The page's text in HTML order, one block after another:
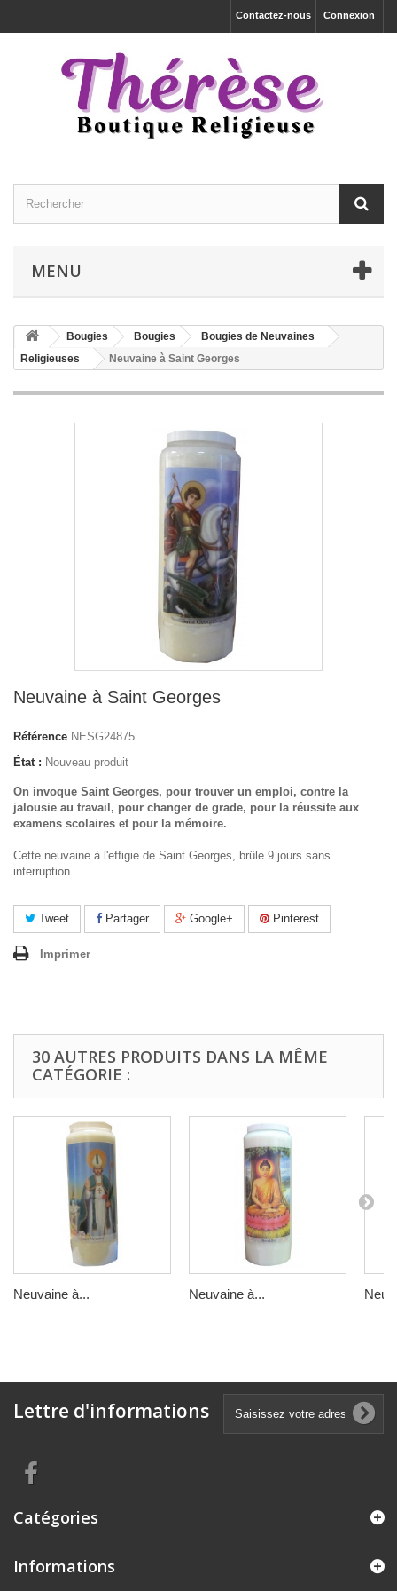
Connexion
Contactez-nous
MENU
Bougies Bougies
Bougies de Neuvaines
Religieuses
Neuvaine à Saint Georges
Neuvaine à Saint Georges
Référence NESG24875
État : Nouveau produit
On invoque Saint Georges, pour trouver un emploi, contre la
jalousie au travail, pour changer de grade, pour la réussite aux
examens scolaires et pour la mémoire.
Cette neuvaine à l'effigie de Saint Georges, brûle 9 jours sans
interruption.
Tweet Partager Google+ Pinterest
Imprimer
30 AUTRES PRODUITS DANS LA MÊME
CATÉGORIE :
Neuvaine à... Neuvaine à...
Lettre d'informations
Catégories
Informations